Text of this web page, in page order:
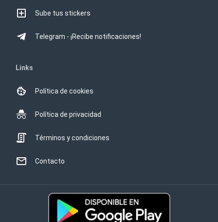
Sube tus stickers
Telegram - ¡Recibe notificaciones!
Links
Política de cookies
Política de privacidad
Términos y condiciones
Contacto